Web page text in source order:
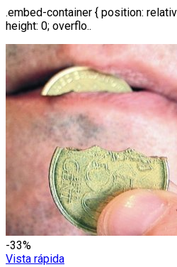
.embed-container { position:
height: 0; overflo..
-33%
Vista rápida